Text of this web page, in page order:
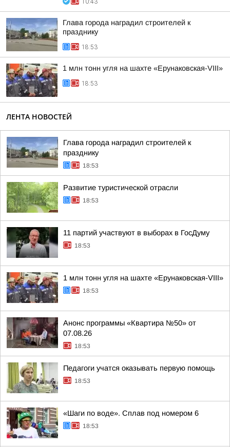
10:43
Глава города наградил строителей к
празднику
18:53
1 млн тонн угля на шахте «Ерунаковская-VIII»
18:53
ЛЕНТА НОВОСТЕЙ
Глава города наградил строителей к
празднику
18:53
Развитие туристической отрасли
18:53
11 партий участвуют в выборах в ГосДуму
18:53
1 млн тонн угля на шахте «Ерунаковская-VIII»
18:53
Анонс программы «Квартира №50» от
07.08.26
18:53
Педагоги учатся оказывать первую помощь
18:53
«Шаги по воде». Сплав под номером 6
18:53